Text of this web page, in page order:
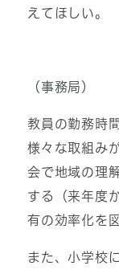
えてほしい。
（事務局）
教員の勤務時
様々な取組み
会で地域の理
する（来年度
有の効率化を
また、小学校